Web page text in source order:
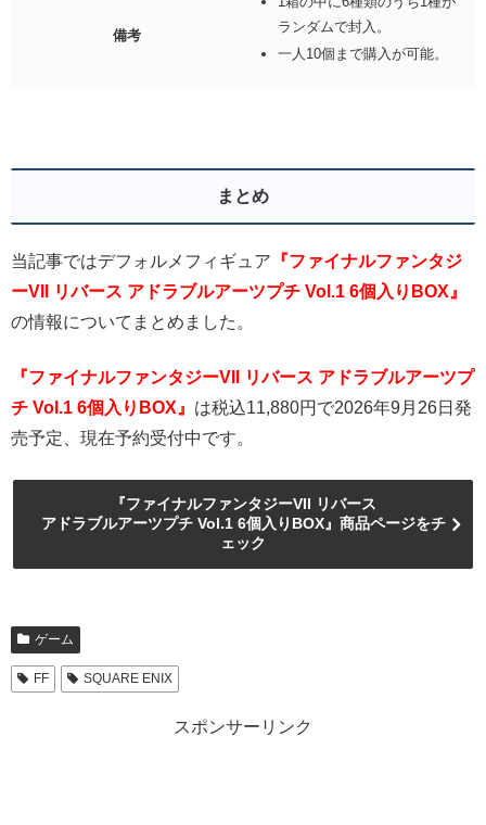
備考
ランダムで封入。
一人10個まで購入が可能。
まとめ
当記事ではデフォルメフィギュア 『ファイナルファンタジ
ーVII リバース アドラブルアーツプチ Vol.1 6個入りBOX』
の情報についてまとめました。
『ファイナルファンタジーVII リバース アドラブルアーツプ
チ Vol.1 6個入りBOX』 は税込11,880円で2026年9月26日発
売予定、現在予約受付中です。
『ファイナルファンタジーVII リバース
アドラブルアーツプチ Vol.1 6個入りBOX』商品ページをチ
ェック
ゲーム
FF SQUARE ENIX
スポンサーリンク